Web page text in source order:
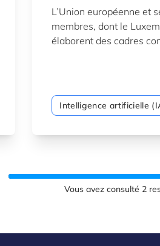
L’Union européenne et
membres, dont le
élaborent des cadres
société et des valeurs
Ces lois visent à
Intelligence artificielle
Vous avez consulté 2